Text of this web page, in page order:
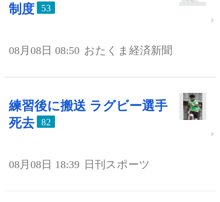
制度
53
08月08日 08:50 おたくま経済新聞
練習後に搬送 ラグビー選手
死去
82
08月08日 18:39 日刊スポーツ